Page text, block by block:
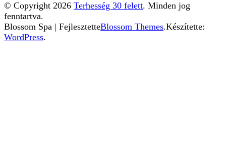
© Copyright 2026 Terhesség 30 felett. Minden jog
fenntartva.
Blossom Spa | FejlesztetteBlossom Themes.Készítette:
WordPress.